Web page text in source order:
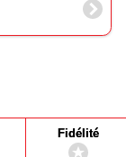
Fidélité